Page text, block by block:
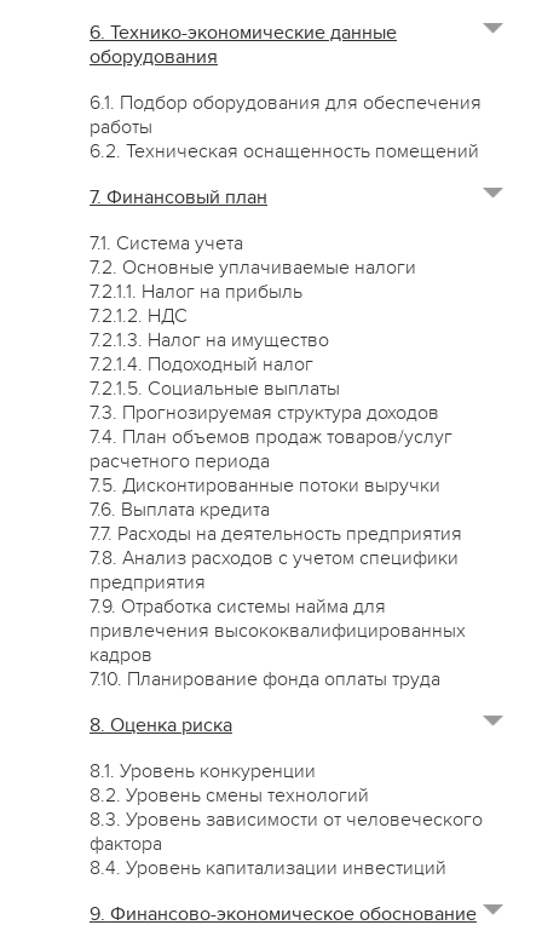
6. Технико-экономические данные
оборудования
6.1. Подбор оборудования для обеспечения
работы
6.2. Техническая оснащенность помещений
7. Финансовый план
7.1. Система учета
7.2. Основные уплачиваемые налоги
7.2.1.1. Налог на прибыль
7.2.1.2. НДС
7.2.1.3. Налог на имущество
7.2.1.4. Подоходный налог
7.2.1.5. Социальные выплаты
7.3. Прогнозируемая структура доходов
7.4. План объемов продаж товаров/услуг
расчетного периода
7.5. Дисконтированные потоки выручки
7.6. Выплата кредита
7.7. Расходы на деятельность предприятия
7.8. Анализ расходов с учетом специфики
предприятия
7.9. Отработка системы найма для
привлечения высококвалифицированных
кадров
7.10. Планирование фонда оплаты труда
8. Оценка риска
8.1. Уровень конкуренции
8.2. Уровень смены технологий
8.3. Уровень зависимости от человеческого
фактора
8.4. Уровень капитализации инвестиций
9. Финансово-экономическое обоснование